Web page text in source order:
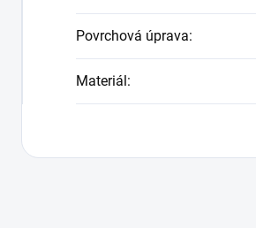
Povrchová úprava:
Materiál: